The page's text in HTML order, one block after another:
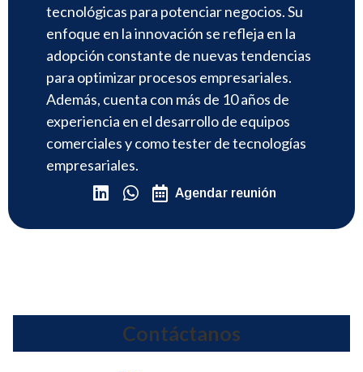
tecnológicas para potenciar negocios. Su
enfoque en la innovación se refleja en la
adopción constante de nuevas tendencias
para optimizar procesos empresariales.
Además, cuenta con más de 10 años de
experiencia en el desarrollo de equipos
comerciales y como tester de tecnologías
empresariales.
Agendar reunión
Contáctanos